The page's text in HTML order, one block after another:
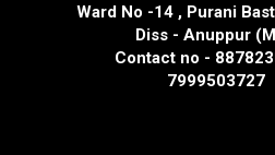
Ward No -14 , Purani
Diss - Anuppur
Contact no -
7999503727